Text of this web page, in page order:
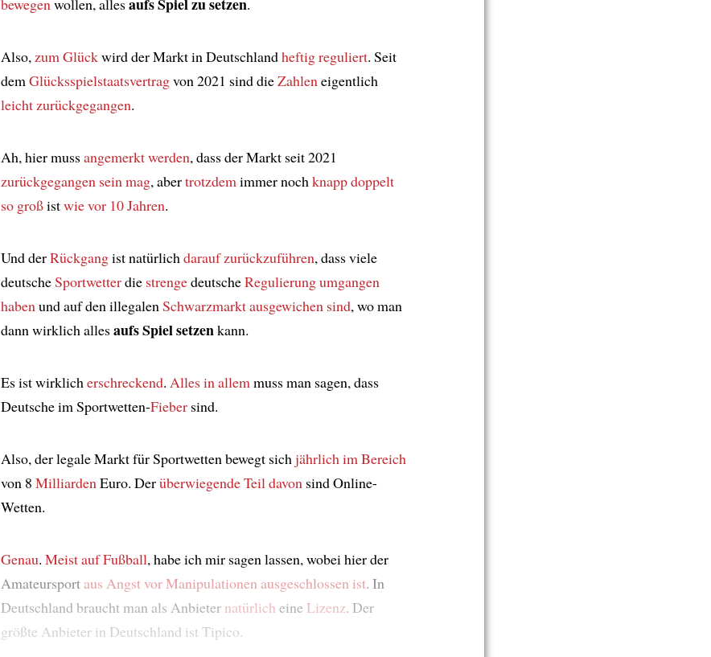
Also, zum Glückwird der Markt in Deutschlandheftig reguliert. Seit
dem Glücksspielstaatsvertragvon 2021 sind dieZahlen eigentlich
leicht zurückgegangen.
Ah, hier mussangemerkt werden, dass der Markt seit 2021
zurückgegangen sein mag, abertrotzdem immer noch knapp doppelt
so großistwie vor 10 Jahren.
Und derRückgangist natürlich darauf zurückzuführen, dass viele
deutscheSportwetterdie strengedeutscheRegulierungumgangen
haben und auf den illegalen Schwarzmarktausgewichen sind, wo man
dann wirklich allesaufs Spiel setzenkann.
Es ist wirklich erschreckend. Alles in allem muss man sagen, dass
Deutsche im Sportwetten-Fiebersind.
Also, der legale Markt für Sportwetten bewegt sich jährlich im Bereich
von 8 Milliarden Euro. Derüberwiegende Teil davon sind Online-
Wetten.
Genau. Meist auf Fußball, habe ich mir sagen lassen, wobei hier der
Amateursportaus Angst vor Manipulationen ausgeschlossen ist. In
Deutschland braucht man als Anbieter natürlich eine Lizenz. Der
größte Anbieter in Deutschland ist Tipico.